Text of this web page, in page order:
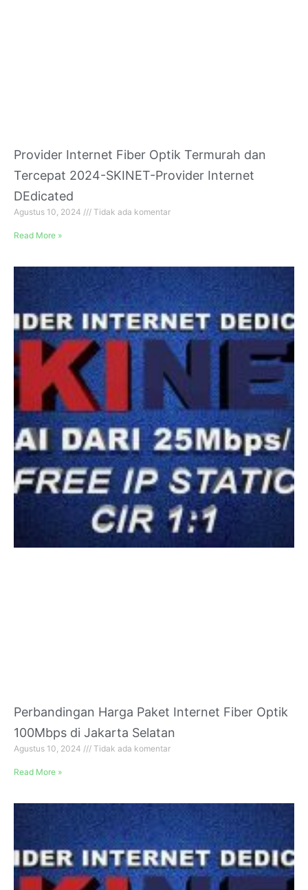
Provider Internet Fiber Optik Termurah dan
Tercepat 2024-SKINET-Provider Internet
DEdicated
Agustus 10, 2024 Tidak ada komentar
Read More »
Perbandingan Harga Paket Internet Fiber Optik
100Mbps di Jakarta Selatan
Agustus 10, 2024 Tidak ada komentar
Read More »